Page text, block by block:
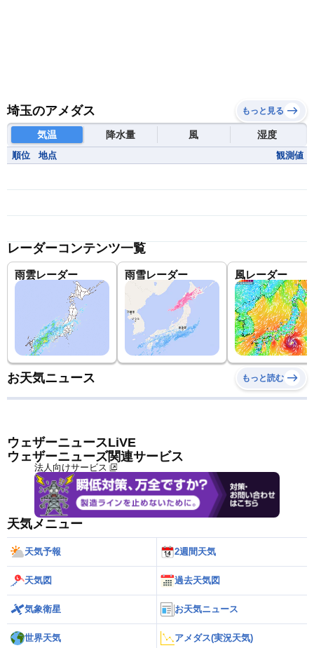
埼玉のアメダス もっと見る
気温 降水量 風 湿度
順位 地点 観測値
レーダーコンテンツ一覧
雨雲レーダー 雨雪レーダー 風レーダー
お天気ニュース もっと読む
ウェザーニュースLiVE
ウェザーニューズ関連サービス
法人向けサービス
天気メニュー
天気予報 2週間天気
天気図 過去天気図
気象衛星 お天気ニュース
世界天気 アメダス(実況天気)